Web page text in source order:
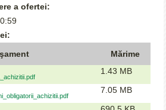
a ofertei:
Mărime
1.43 MB
7.05 MB